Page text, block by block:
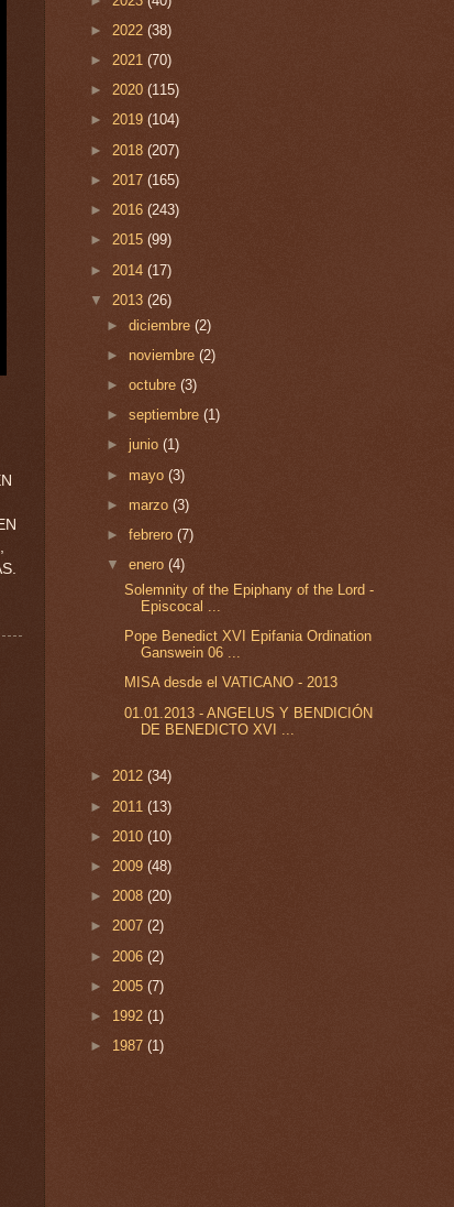
► 2022 (38)
► 2021 (70)
► 2020 (115)
► 2019 (104)
► 2018 (207)
► 2017 (165)
► 2016 (243)
► 2015 (99)
► 2014 (17)
▼ 2013 (26)
►diciembre(2)
► noviembre(2)
►octubre(3)
►septiembre(1)
► junio(1)
► mayo(3)
► marzo(3)
►febrero(7)
▼enero(4)
Solemnity of the Epiphany of the Lord -
Episcocal ...
Pope Benedict XVI Epifania Ordination
Ganswein 06 ...
MISA desde el VATICANO - 2013
01.01.2013 - ANGELUS Y BENDICIÓN
DE BENEDICTO XVI ...
► 2012 (34)
► 2011 (13)
► 2010 (10)
► 2009 (48)
► 2008 (20)
► 2007 (2)
► 2006 (2)
► 2005 (7)
► 1992 (1)
► 1987 (1)